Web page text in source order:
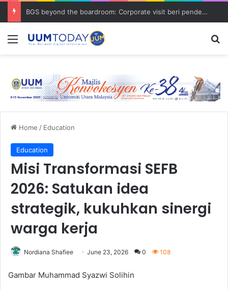
BGS beyond the boardroom: Corporate visit beri pendedahan dunia korporat kepada PELAJAR UUM
Menu
Home / Education
Education
Misi Transformasi SEFB
2026: Satukan idea
strategik, kukuhkan sinergi
warga kerja
Nordiana Shafiee June 23, 2026 0 108
Gambar Muhammad Syazwi Solihin